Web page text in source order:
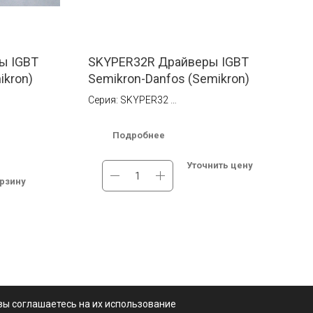
IGBT
на
Channel
В
SKYPER32R Драйверы IGBT
Semikron-Danfos (Semikron)
Серия: SKYPER32
Тип монтажа: Установка в коннектор на
печатной плате
Мах. High Side Voltage (В): Dual-Channel
Driver Core
Мах. High Side Voltage (В)2: 1700 В
Подробнее
Уточнить цену
соглашаетесь на их использование